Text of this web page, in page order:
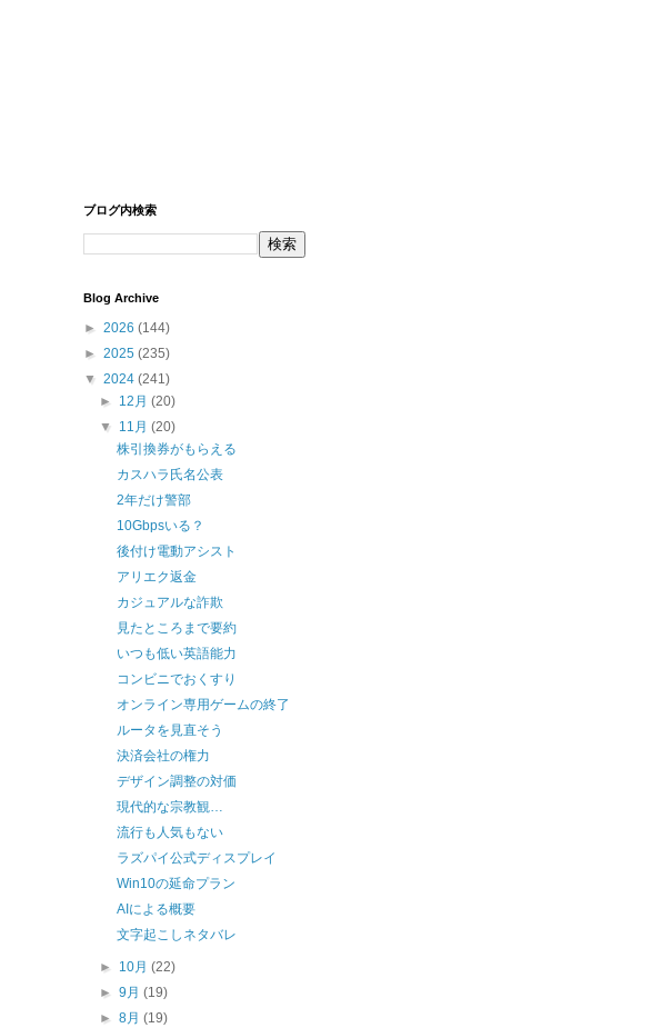
ブログ内検索
Blog Archive
► 2026 (144)
► 2025 (235)
▼ 2024 (241)
► 12月(20)
▼ 11月(20)
株引換券がもらえる
カスハラ氏名公表
2年だけ警部
10Gbpsいる？
後付け電動アシスト
アリエク返金
カジュアルな詐欺
見たところまで要約
いつも低い英語能力
コンビニでおくすり
オンライン専用ゲームの終了
ルータを見直そう
決済会社の権力
デザイン調整の対価
現代的な宗教観…
流行も人気もない
ラズパイ公式ディスプレイ
Win10の延命プラン
AIによる概要
文字起こしネタバレ
► 10月(22)
►9月(19)
►8月(19)